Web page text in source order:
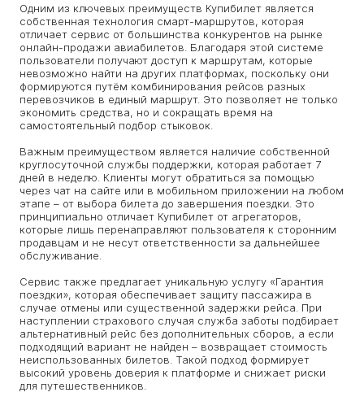
Одним из ключевых преимуществ Купибилет является
собственная технология смарт-маршрутов, которая
отличает сервис от большинства конкурентов на рынке
онлайн-продажи авиабилетов. Благодаря этой системе
пользователи получают доступ к маршрутам, которые
невозможно найти на других платформах, поскольку они
формируются путём комбинирования рейсов разных
перевозчиков в единый маршрут. Это позволяет не только
экономить средства, но и сокращать время на
самостоятельный подбор стыковок.
Важным преимуществом является наличие собственной
круглосуточной службы поддержки, которая работает 7
дней в неделю. Клиенты могут обратиться за помощью
через чат на сайте или в мобильном приложении на любом
этапе – от выбора билета до завершения поездки. Это
принципиально отличает Купибилет от агрегаторов,
которые лишь перенаправляют пользователя к сторонним
продавцам и не несут ответственности за дальнейшее
обслуживание.
Сервис также предлагает уникальную услугу «Гарантия
поездки», которая обеспечивает защиту пассажира в
случае отмены или существенной задержки рейса. При
наступлении страхового случая служба заботы подбирает
альтернативный рейс без дополнительных сборов, а если
подходящий вариант не найден – возвращает стоимость
неиспользованных билетов. Такой подход формирует
высокий уровень доверия к платформе и снижает риски
для путешественников.